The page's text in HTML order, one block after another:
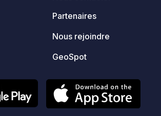
Partenaires
Nous rejoindre
GeoSpot